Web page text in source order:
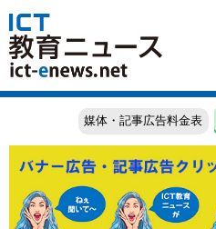
媒体・記事広告料金表